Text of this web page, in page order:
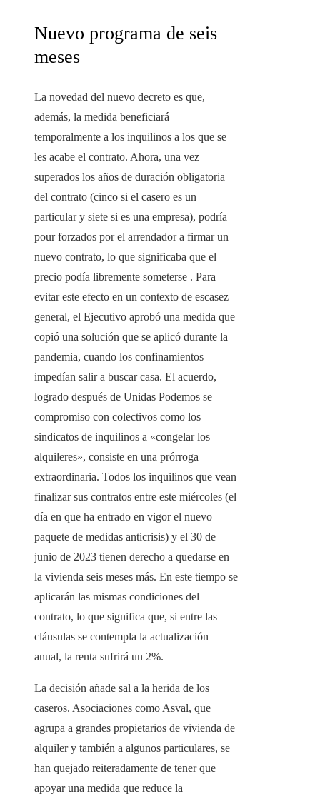
Nuevo programa de seis
meses
La novedad del nuevo decreto es que,
además, la medida beneficiará
temporalmente a los inquilinos a los que se
les acabe el contrato. Ahora, una vez
superados los años de duración obligatoria
del contrato (cinco si el casero es un
particular y siete si es una empresa), podría
pour forzados por el arrendador a firmar un
nuevo contrato, lo que significaba que el
precio podía libremente someterse . Para
evitar este efecto en un contexto de escasez
general, el Ejecutivo aprobó una medida que
copió una solución que se aplicó durante la
pandemia, cuando los confinamientos
impedían salir a buscar casa. El acuerdo,
logrado después de Unidas Podemos se
compromiso con colectivos como los
sindicatos de inquilinos a «congelar los
alquileres», consiste en una prórroga
extraordinaria. Todos los inquilinos que vean
finalizar sus contratos entre este miércoles (el
día en que ha entrado en vigor el nuevo
paquete de medidas anticrisis) y el 30 de
junio de 2023 tienen derecho a quedarse en
la vivienda seis meses más. En este tiempo se
aplicarán las mismas condiciones del
contrato, lo que significa que, si entre las
cláusulas se contempla la actualización
anual, la renta sufrirá un 2%.
La decisión añade sal a la herida de los
caseros. Asociaciones como Asval, que
agrupa a grandes propietarios de vivienda de
alquiler y también a algunos particulares, se
han quejado reiteradamente de tener que
apoyar una medida que reduce la